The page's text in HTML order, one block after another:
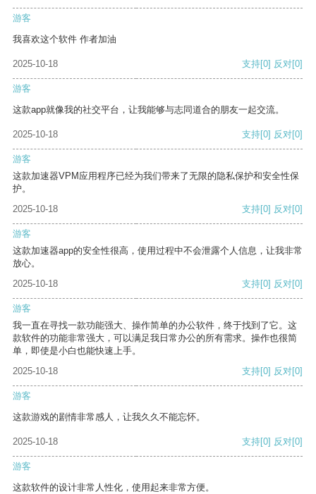
游客
我喜欢这个软件 作者加油
2025-10-18 支持[0] 反对[0]
游客
这款app就像我的社交平台，让我能够与志同道合的朋友一起交流。
2025-10-18 支持[0] 反对[0]
游客
这款加速器VPM应用程序已经为我们带来了无限的隐私保护和安全性保
护。
2025-10-18
支持[0] 反对[0]
游客
这款加速器app的安全性很高，使用过程中不会泄露个人信息，让我非常
放心。
2025-10-18
支持[0] 反对[0]
游客
我一直在寻找一款功能强大、操作简单的办公软件，终于找到了它。这
款软件的功能非常强大，可以满足我日常办公的所有需求。操作也很简
单，即使是小白也能快速上手。
2025-10-18
支持[0] 反对[0]
游客
这款游戏的剧情非常感人，让我久久不能忘怀。
2025-10-18 支持[0] 反对[0]
游客
这款软件的设计非常人性化，使用起来非常方便。